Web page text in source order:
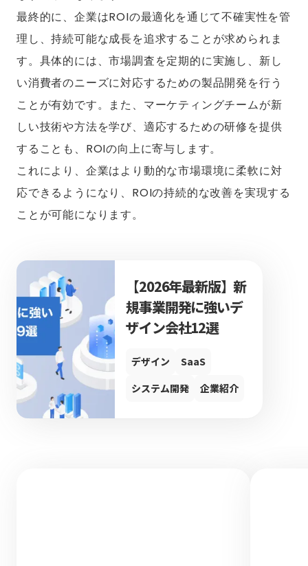
最終的に、企業はROIの最適化を通じて不確実性を管
理し、持続可能な成長を追求することが求められま
す。具体的には、市場調査を定期的に実施し、新し
い消費者のニーズに対応するための製品開発を行う
ことが有効です。また、マーケティングチームが新
しい技術や方法を学び、適応するための研修を提供
することも、ROIの向上に寄与します。
これにより、企業はより動的な市場環境に柔軟に対
応できるようになり、ROIの持続的な改善を実現する
ことが可能になります。
【2026年最新版】新
規事業開発に強いデ
ザイン会社12選
デザイン
SaaS
システム開発
企業紹介